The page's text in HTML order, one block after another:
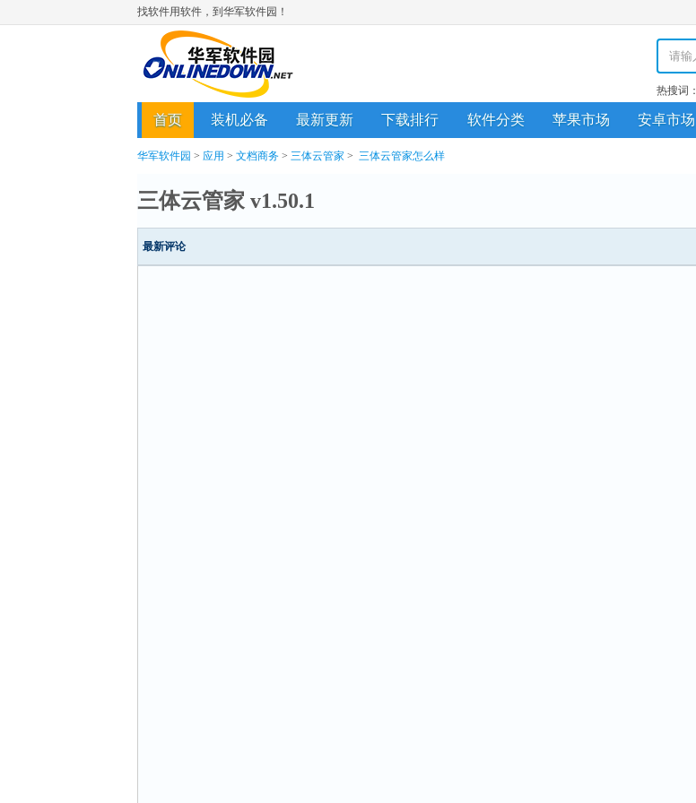
找软件用软件，到华军软件园！
热搜词：
首页 装机必备 最新更新 下载排行 软件分类 苹果市场 安卓市场
华军软件园 > 应用 > 文档商务 > 三体云管家 > 三体云管家怎么样
三体云管家 v1.50.1
最新评论